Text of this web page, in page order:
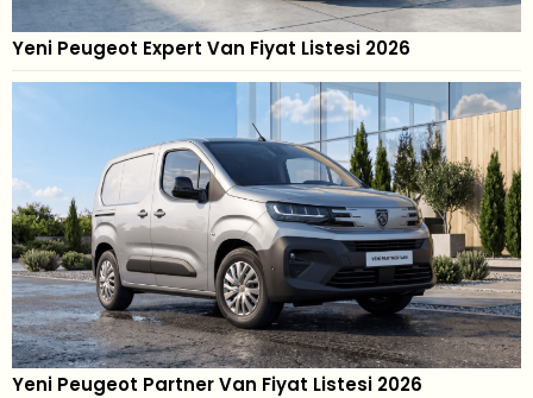
Yeni Peugeot Expert Van Fiyat Listesi 2026
Yeni Peugeot Partner Van Fiyat Listesi 2026